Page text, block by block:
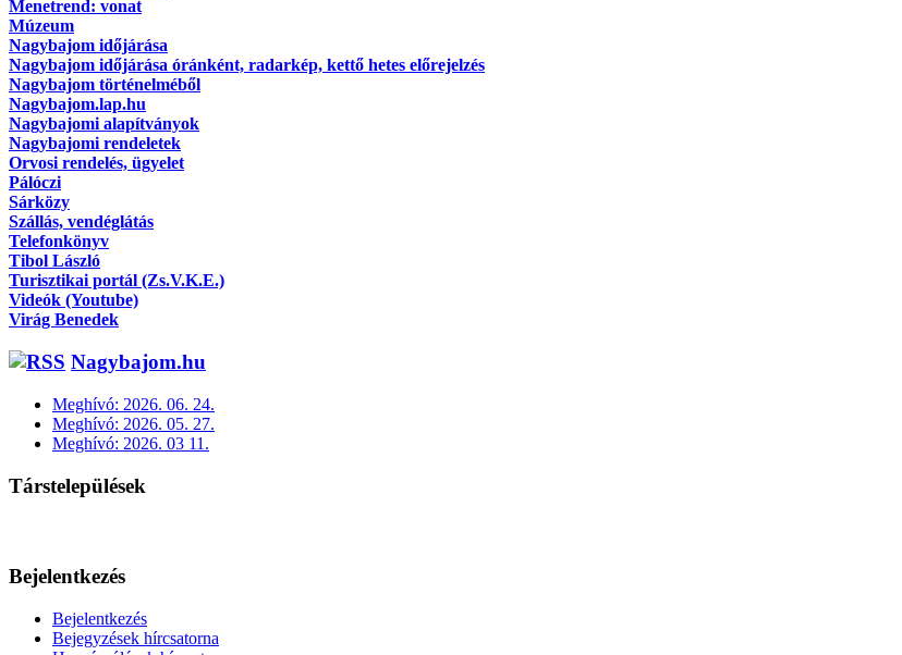
Menetrend: vonat
Múzeum
Nagybajom időjárása
Nagybajom időjárása óránként, radarkép, kettő hetes előrejelzés
Nagybajom történelméből
Nagybajom.lap.hu
Nagybajomi alapítványok
Nagybajomi rendeletek
Orvosi rendelés, ügyelet
Pálóczi
Sárközy
Szállás, vendéglátás
Telefonkönyv
Tibol László
Turisztikai portál (Zs.V.K.E.)
Videók (Youtube)
Virág Benedek
Nagybajom.hu
Meghívó: 2026. 06. 24.
Meghívó: 2026. 05. 27.
Meghívó: 2026. 03 11.
Társtelepülések
Bejelentkezés
Bejelentkezés
Bejegyzések hírcsatorna